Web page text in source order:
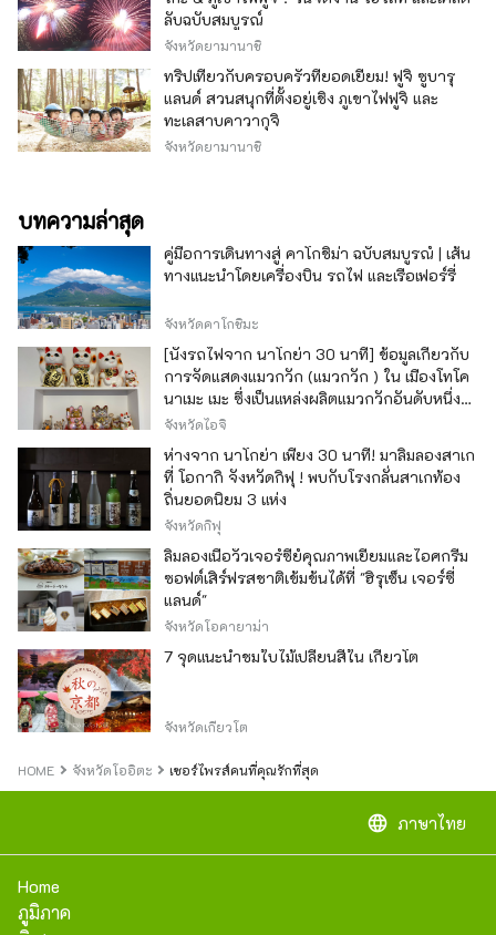
ลับฉบับสมบูรณ์
จังหวัดยามานาชิ
ทริปเที่ยวกับครอบครัวที่ยอดเยี่ยม! ฟูจิ ซูบารุ
แลนด์ สวนสนุกที่ตั้งอยู่เชิง ภูเขาไฟฟูจิ และ
ทะเลสาบคาวากุจิ
จังหวัดยามานาชิ
บทความล่าสุด
คู่มือการเดินทางสู่ คาโกชิม่า ฉบับสมบูรณ์ | เส้น
ทางแนะนำโดยเครื่องบิน รถไฟ และเรือเฟอร์รี่
จังหวัดคาโกชิมะ
[นั่งรถไฟจาก นาโกย่า 30 นาที] ข้อมูลเกี่ยวกับ
การจัดแสดงแมวกวัก (แมวกวัก ) ใน เมืองโทโค
นาเมะ เมะ ซึ่งเป็นแหล่งผลิตแมวกวักอันดับหนึ่ง
ของญี่ปุ่น
จังหวัดไอจิ
ห่างจาก นาโกย่า เพียง 30 นาที! มาลิ้มลองสาเก
ที่ โอกากิ จังหวัดกิฟุ ! พบกับโรงกลั่นสาเกท้อง
ถิ่นยอดนิยม 3 แห่ง
จังหวัดกิฟุ
ลิ้มลองเนื้อวัวเจอร์ซีย์คุณภาพเยี่ยมและไอศกรีม
ซอฟต์เสิร์ฟรสชาติเข้มข้นได้ที่ "ฮิรุเซ็น เจอร์ซี่
แลนด์"
จังหวัดโอคายาม่า
7 จุดแนะนำชมใบไม้เปลี่ยนสีใน เกียวโต
จังหวัดเกียวโต
HOME จังหวัดโออิตะ เซอร์ไพรส์คนที่คุณรักที่สุด
language ภาษาไทย
Home
ภูมิภาค